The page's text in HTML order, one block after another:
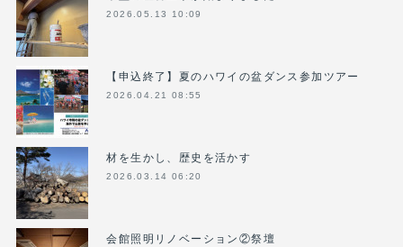
2026.05.13 10:09
【申込終了】夏のハワイの盆ダンス参加ツアー
2026.04.21 08:55
材を生かし、歴史を活かす
2026.03.14 06:20
会館照明リノベーション②祭壇